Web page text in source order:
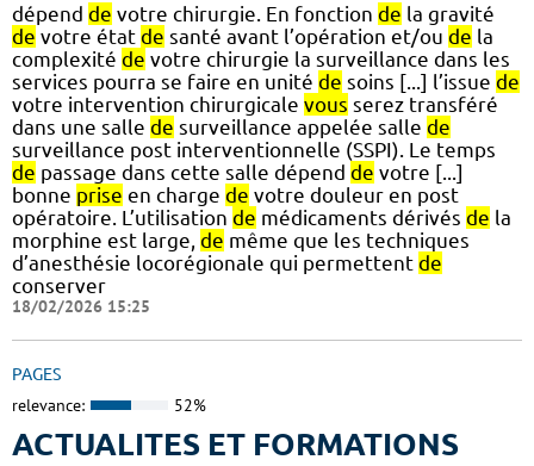
dépend de votre chirurgie. En fonction de la gravité
de votre état de santé avant l’opération et/ou de la
complexité de votre chirurgie la surveillance dans les
services pourra se faire en unité de soins [...] l’issue de
votre intervention chirurgicale vous serez transféré
dans une salle de surveillance appelée salle de
surveillance post interventionnelle (SSPI). Le temps
de passage dans cette salle dépend de votre [...]
bonne prise en charge de votre douleur en post
opératoire. L’utilisation de médicaments dérivés de la
morphine est large, de même que les techniques
d’anesthésie locorégionale qui permettent de
conserver
18/02/2026 15:25
PAGES
relevance: 52%
ACTUALITES ET FORMATIONS